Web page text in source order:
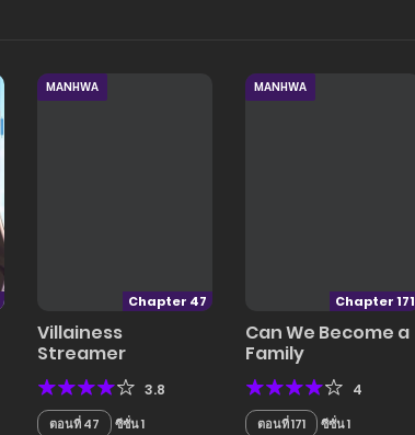
Chapter 47
MANHWA
Villainess
Streamer
3.8
ตอนที่ 47
ซีซั่น 1
Chapter 171
MANHWA
Can We Become a
Family
4
ตอนที่ 171
ซีซั่น 1